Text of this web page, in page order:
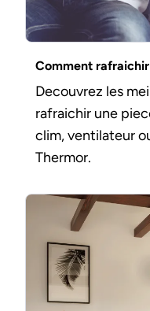
Comment
Decouvrez les
rafraichir une
clim, ventilateur
Thermor.